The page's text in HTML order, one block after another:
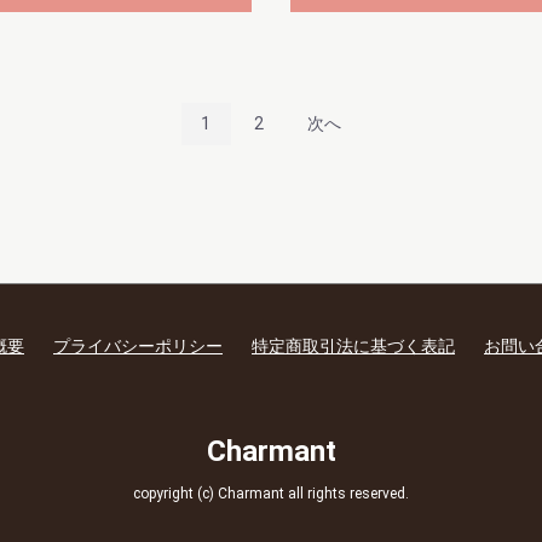
1 2 次へ
要 プライバシーポリシー 特定商取引法に基づく表記 お問い
Charmant
copyright (c) Charmant all rights reserved.